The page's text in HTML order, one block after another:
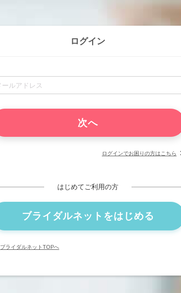
ログイン
ログインでお困りの方はこちら
はじめてご利用の方
ブライダルネットをはじめる
ブライダルネットTOPへ